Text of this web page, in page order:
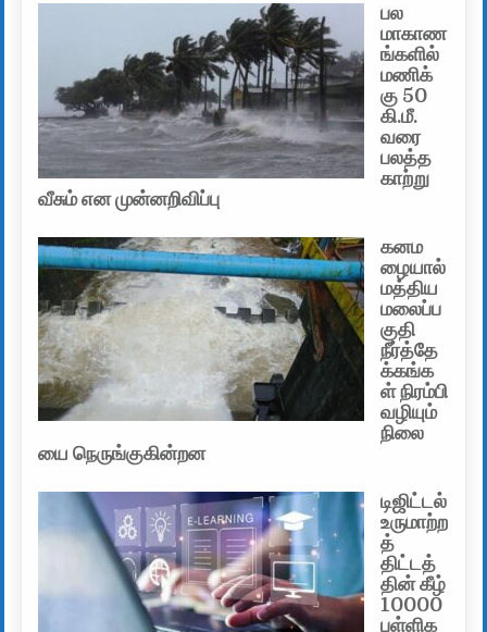
பல
மாகாண
ங்களில்
மணிக்
கு 50
கி.மீ.
வரை
பலத்த
காற்று
வீசும் என முன்னறிவிப்பு
கனம
ழையால்
மத்திய
மலைப்ப
குதி
நீர்த்தே
க்கங்க
ள் நிரம்பி
வழியும்
நிலை
யை நெருங்குகின்றன
டிஜிட்டல்
உருமாற்ற
த்
திட்டத்
தின் கீழ்
10000
பள்ளிக